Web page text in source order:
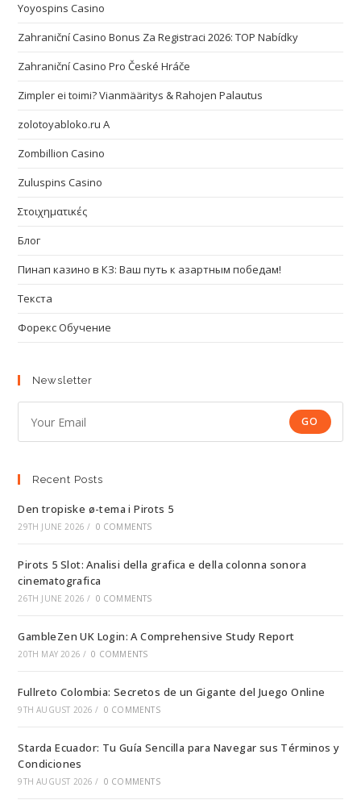
Yoyospins Casino
Zahraniční Casino Bonus Za Registraci 2026: TOP Nabídky
Zahraniční Casino Pro České Hráče
Zimpler ei toimi? Vianmääritys & Rahojen Palautus
zolotoyabloko.ru A
Zombillion Casino
Zuluspins Casino
Στοιχηματικές
Блог
Пинап казино в КЗ: Ваш путь к азартным победам!
Текста
Форекс Обучение
Newsletter
GO
Recent Posts
Den tropiske ø-tema i Pirots 5
29TH JUNE 2026 / 0 COMMENTS
Pirots 5 Slot: Analisi della grafica e della colonna sonora
cinematografica
26TH JUNE 2026 / 0 COMMENTS
GambleZen UK Login: A Comprehensive Study Report
20TH MAY 2026 / 0 COMMENTS
Fullreto Colombia: Secretos de un Gigante del Juego Online
9TH AUGUST 2026 / 0 COMMENTS
Starda Ecuador: Tu Guía Sencilla para Navegar sus Términos y
Condiciones
9TH AUGUST 2026 / 0 COMMENTS